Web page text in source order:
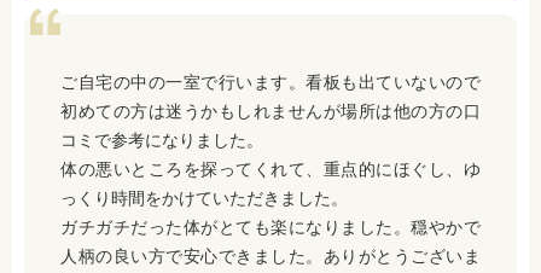
ご自宅の中の一室で行います。看板も出ていないので
初めての方は迷うかもしれませんが場所は他の方の口
コミで参考になりました。
体の悪いところを探ってくれて、重点的にほぐし、ゆ
っくり時間をかけていただきました。
ガチガチだった体がとても楽になりました。穏やかで
人柄の良い方で安心できました。ありがとうございま